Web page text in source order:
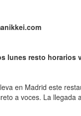
lunes resto horarios
en Madrid este
a voces. La